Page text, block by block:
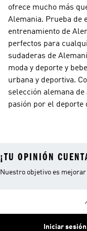
ofrece mucho más
Alemania. Prueba de
entrenamiento de
perfectos para
sudaderas de
moda y deporte y
urbana y deportiva.
selección alemana
pasión por el deporte
¡TU OPINIÓN
Nuestro objetivo es
Iniciar sesión